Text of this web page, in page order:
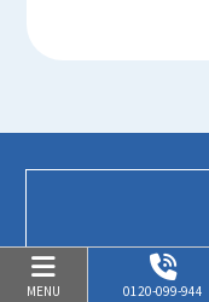
八千代市
MENU 0120-099-944